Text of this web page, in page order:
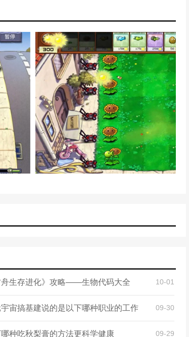
僵尸组合的出现，并提前做好防御布置。
行有效应对。
住本站网址，本站是您下载安卓手游app最好的网
舟生存进化》攻略——生物代码大全 10-01
宙搞基建说的是以下哪种职业的工作 09-30
哪种吃秋梨膏的方法更科学健康 09-29